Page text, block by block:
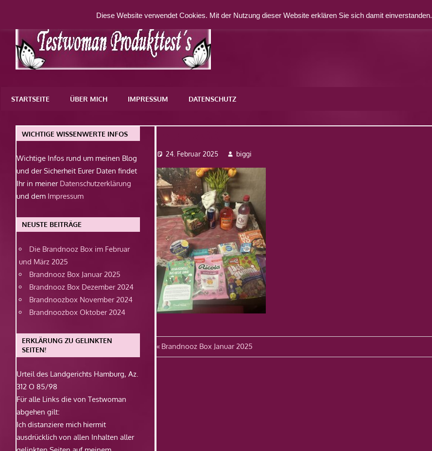
springen
WordPress-
STARTSEITE ÜBER MICH IMPRESSUM DATENSCHUTZ
24. Februar 2025 biggi
Beitragsnavigation
Vorheriger
Beitrag:
Brandnooz Box Januar 2025
WICHTIGE WISSENWERTE INFOS
Wichtige Infos rund um meinen Blog
und der Sicherheit Eurer Daten findet
Ihr in meiner Datenschutzerklärung
und dem Impressum
NEUSTE BEITRÄGE
Die Brandnooz Box im Februar
und März 2025
Brandnooz Box Januar 2025
Brandnooz Box Dezember 2024
Brandnoozbox November 2024
Brandnoozbox Oktober 2024
ERKLÄRUNG ZU GELINKTEN
SEITEN!
Urteil des Landgerichts Hamburg, Az.
312 O 85/98
Für alle Links die von Testwoman
abgehen gilt:
Ich distanziere mich hiermit
ausdrücklich von allen Inhalten aller
Diese Website verwendet Cookies. Mit der Nutzung dieser Website erklären Sie sich damit einverstanden.